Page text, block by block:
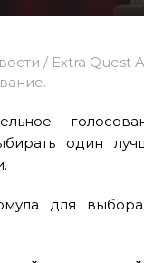
/ Extra Quest
один
для выбора